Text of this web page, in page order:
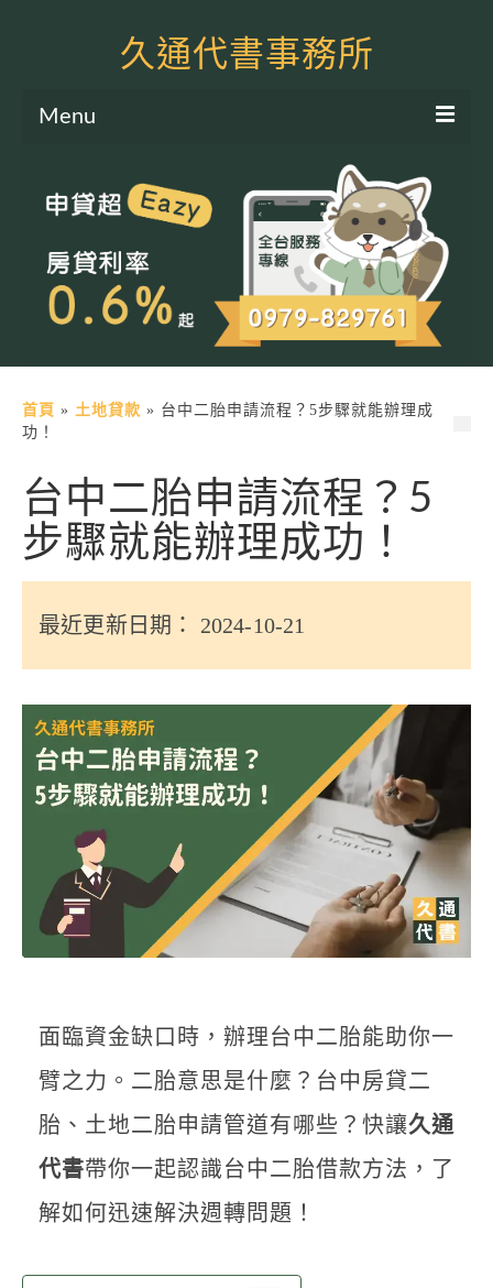
久通代書事務所
Menu
土地二胎申貸
房屋二胎申貸
軍公教貸款
土地貸款
信用貸款
代書貸款
精選知識
銀行貸款
其他貸款
申貸Q&A
久通專欄
時事解析
生活理財
房產Q&A
網友都在問
首頁 » 土地貸款 » 台中二胎申請流程？5步驟就能辦理成
功！
台中二胎申請流程？5
步驟就能辦理成功！
最近更新日期： 2024-10-21
面臨資金缺口時，辦理台中二胎能助你一
臂之力。二胎意思是什麼？台中房貸二
胎、土地二胎申請管道有哪些？快讓久通
代書帶你一起認識台中二胎借款方法，了
解如何迅速解決週轉問題！